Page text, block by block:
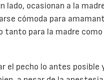
lado, ocasionan a la
cómoda para
para la madre
el pecho lo antes